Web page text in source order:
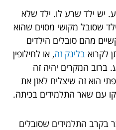
יש ילד שרע לו. ילד שלא
שסובל מקושי מסוים שהוא
מהם סובלים הילדים
לקרוא בלינק זה, או לחילופין
ברוב המקרים יהיה זה
הוא זה שיצליח לאזן את
קו עם שאר התלמידים בכיתה.
בקרב התלמידים שסובלים